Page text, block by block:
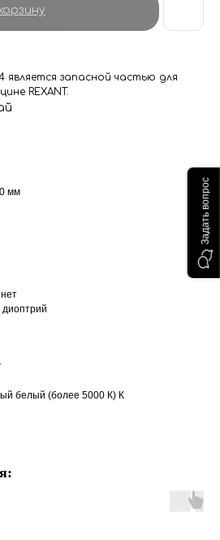
является запасной частью для
REXANT.
мм
нет
диоптрий
белый (более 5000 К) К
Задать вопрос